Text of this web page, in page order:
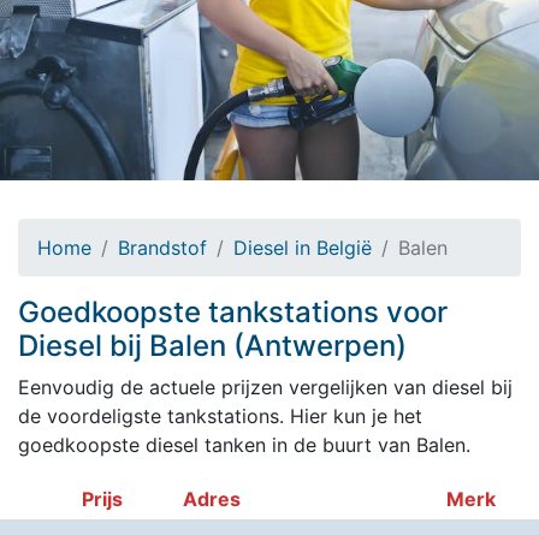
Home Brandstof Diesel in België Balen
Goedkoopste tankstations voor
Diesel bij Balen (Antwerpen)
Eenvoudig de actuele prijzen vergelijken van diesel bij
de voordeligste tankstations. Hier kun je het
goedkoopste diesel tanken in de buurt van Balen.
Prijs Adres Merk